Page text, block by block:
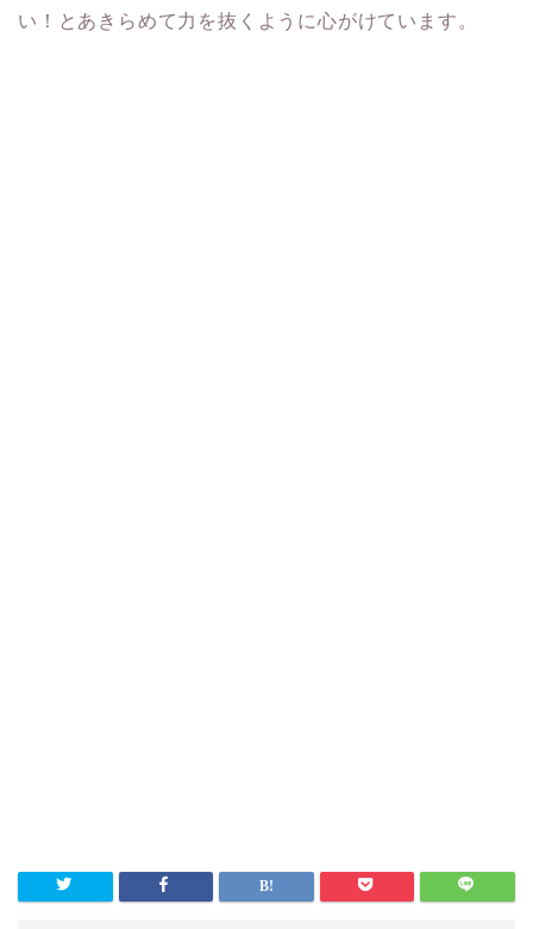
い！とあきらめて力を抜くように心がけています。